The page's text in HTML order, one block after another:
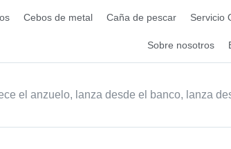
Cebos de metal Caña de pescar Servicio
Sobre nosotros
el anzuelo, lanza desde el banco, lanza